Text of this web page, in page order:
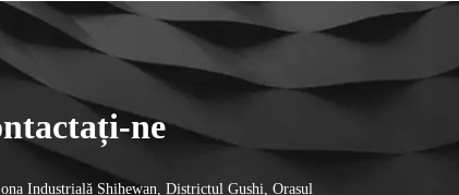
ne
Industrială Shihewan, Districtul Gushi, Orașul